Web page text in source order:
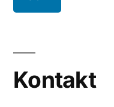
Kontakt